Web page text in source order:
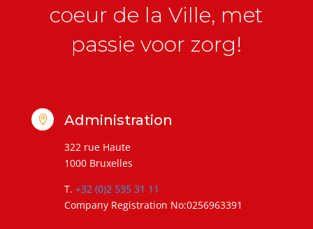
coeur de la Ville, met
passie voor zorg!
 Administration
322 rue Haute
1000 Bruxelles
T. +32 (0)2 535 31 11
Company Registration No:0256963391